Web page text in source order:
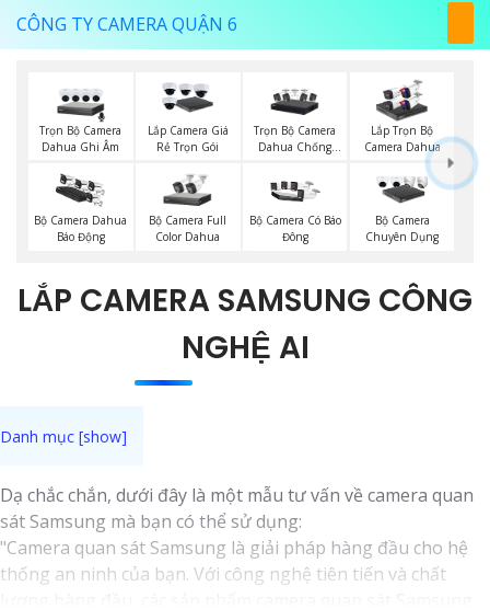
CÔNG TY CAMERA QUẬN 6
Trọn Bộ Camera
Dahua Ghi Âm
Lắp Camera Giá
Rẻ Trọn Gói
Trọn Bộ Camera
Dahua Chống
Lắp Trọn Bộ
Camera Dahua
Bộ Camera Dahua
Báo Động
Bộ Camera Full
Color Dahua
Bộ Camera Có Báo
Đông
Bộ Camera
Chuyên Dụng
LẮP CAMERA SAMSUNG CÔNG
NGHỆ AI
Dạ chắc chắn, dưới đây là một mẫu tư vấn về camera quan
sát Samsung mà bạn có thể sử dụng:
"Camera quan sát Samsung là giải pháp hàng đầu cho hệ
thống an ninh của bạn. Với công nghệ tiên tiến và chất